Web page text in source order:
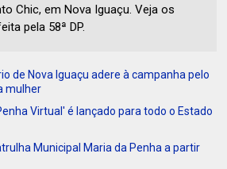
Chic, em Nova Iguaçu. Veja os
pela 58ª DP.
de Nova Iguaçu adere à campanha pelo
mulher
Virtual' é lançado para todo o Estado
Municipal Maria da Penha a partir